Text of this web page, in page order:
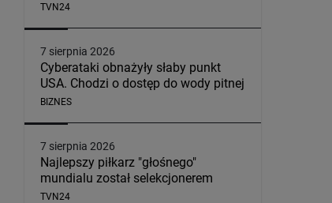
TVN24
7 sierpnia 2026
Cyberataki obnażyły słaby punkt
USA. Chodzi o dostęp do wody pitnej
BIZNES
7 sierpnia 2026
Najlepszy piłkarz "głośnego"
mundialu został selekcjonerem
TVN24